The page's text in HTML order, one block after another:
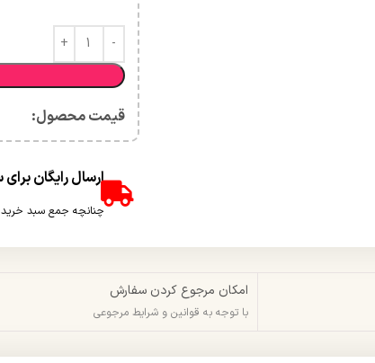
قیمت محصول:​
ارسال رایگان برای سفارش های
چنانچه جمع سبد خرید شما بالای 2 میلیون و 500 هزار تومان شود هزینه پست
امکان مرجوع کردن سفارش
با توجه به قوانین و شرایط مرجوعی